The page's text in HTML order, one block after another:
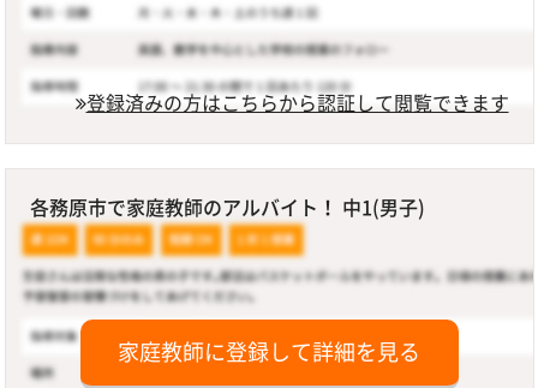
登録済みの方はこちらから認証して閲覧できます
各務原市で家庭教師のアルバイト！ 中1(男子)
家庭教師に登録して詳細を見る